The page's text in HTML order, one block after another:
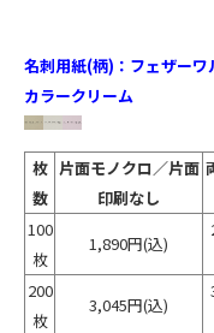
名刺用紙(柄)：フェザー
カラークリーム
枚
数
片面モノクロ／片面
印刷なし
100
枚
1,890円(込)
200
枚
3,045円(込)